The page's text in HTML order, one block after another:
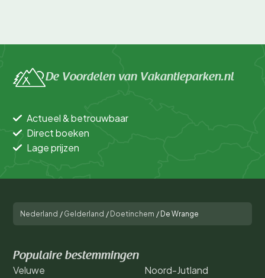
De Voordelen van Vakantieparken.nl
Actueel & betrouwbaar
Direct boeken
Lage prijzen
Nederland / Gelderland / Doetinchem / De Wrange
Populaire bestemmingen
Veluwe
Noord-Jutland